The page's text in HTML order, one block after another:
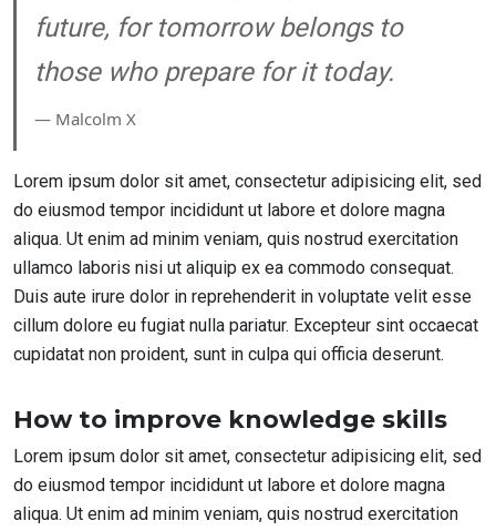
future, for tomorrow belongs to
those who prepare for it today.
― Malcolm X
Lorem ipsum dolor sit amet, consectetur adipisicing elit, sed
do eiusmod tempor incididunt ut labore et dolore magna
aliqua. Ut enim ad minim veniam, quis nostrud exercitation
ullamco laboris nisi ut aliquip ex ea commodo consequat.
Duis aute irure dolor in reprehenderit in voluptate velit esse
cillum dolore eu fugiat nulla pariatur. Excepteur sint occaecat
cupidatat non proident, sunt in culpa qui officia deserunt.
How to improve knowledge skills
Lorem ipsum dolor sit amet, consectetur adipisicing elit, sed
do eiusmod tempor incididunt ut labore et dolore magna
aliqua. Ut enim ad minim veniam, quis nostrud exercitation